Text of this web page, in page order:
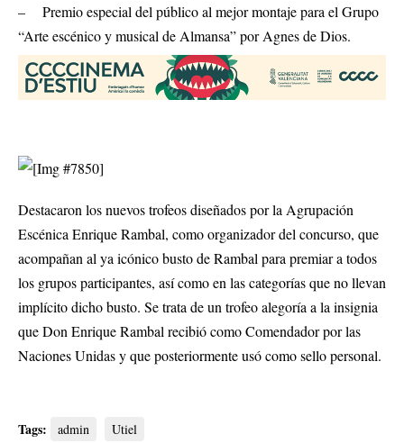
– Premio especial del público al mejor montaje para el Grupo
“Arte escénico y musical de Almansa” por Agnes de Dios.
Destacaron los nuevos trofeos diseñados por la Agrupación
Escénica Enrique Rambal, como organizador del concurso, que
acompañan al ya icónico busto de Rambal para premiar a todos
los grupos participantes, así como en las categorías que no llevan
implícito dicho busto. Se trata de un trofeo alegoría a la insignia
que Don Enrique Rambal recibió como Comendador por las
Naciones Unidas y que posteriormente usó como sello personal.
Tags: admin Utiel